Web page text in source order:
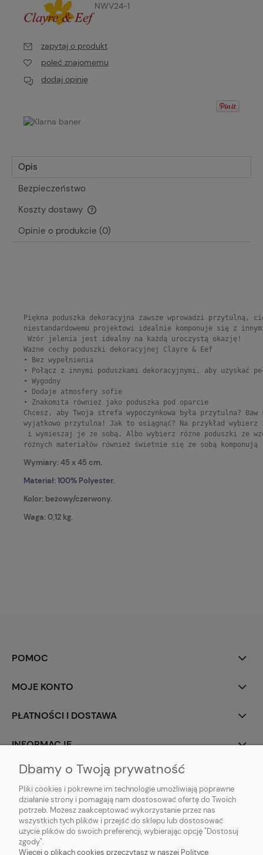
NWV24-1
zapytaj o produkt
poleć znajomemu
dodaj opinię
Opis
Bezpieczeństwo
Koszty dostawy
Cena nie zawiera ewentualnych kosztów płatności
Opinie o produkcie (0)
Piękna poduszka dekoracyjna zawsze wprowadzi przytulną,
niestandardowemu projektowi idealnie komponuje się z
Wzór jelenia jest idealny na każdą uroczystą okazję!
Ważne cechy poduszki dekoracyjnej Clayre & Eef
• Bez wypełnienia
• Połącz z innymi poduszkami dekoracyjnymi, aby uzyskać
• Wygodny
• Dodaje atmosfery sofie
• Znakomita również jako poduszka pod oparcie
Chcesz, aby Twoja strefa wypoczynkowa była przytulna?
wyjątkowo przytulna!
Jak to osiągnąć?
Na przykład wybierz
i wymieszaj je ze sobą.
Albo wybierz różne poduszki ze
różnych materiałów również świetnie się ze sobą komponują
Wymiary: 45 x 45 cm.
Materiał: 100% Polyester.
Kolor: beżowy/czerwony.
Waga: 0,12 kg.
POMOC
MOJE KONTO
PŁATNOŚCI I DOSTAWA
INFORMACJE
O NAS
Vintagedeco.pl - sklep internetowy - meble i artykuły dekoracyjne do domu
i ogrodu w stylu vintage, skandynawskim, prowansalskim, boho, shabby
Dbamy o Twoją prywatność
Pliki cookies i pokrewne im technologie umożliwiają poprawne
działanie strony i pomagają nam dostosować ofertę do Twoich
potrzeb. Możesz zaakceptować wykorzystanie przez nas
wszystkich tych plików i przejść do sklepu lub dostosować
użycie plików do swoich preferencji, wybierając opcję "Dostosuj
zgody".
Więcej o plikach cookies przeczytasz w naszej Polityce